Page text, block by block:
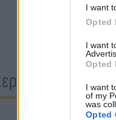
I want
Opted
I want
Opted
I want
of my
was
Opted